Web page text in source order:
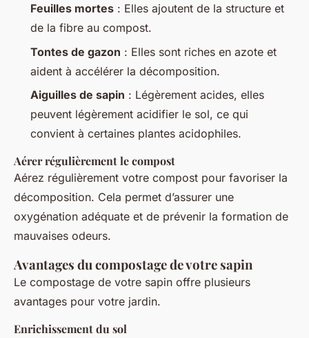
Feuilles mortes : Elles ajoutent de la structure et
de la fibre au compost.
Tontes de gazon : Elles sont riches en azote et
aident à accélérer la décomposition.
Aiguilles de sapin : Légèrement acides, elles
peuvent légèrement acidifier le sol, ce qui
convient à certaines plantes acidophiles.
Aérer régulièrement le compost
Aérez régulièrement votre compost pour favoriser la
décomposition. Cela permet d’assurer une
oxygénation adéquate et de prévenir la formation de
mauvaises odeurs.
Avantages du compostage de votre sapin
Le compostage de votre sapin offre plusieurs
avantages pour votre jardin.
Enrichissement du sol